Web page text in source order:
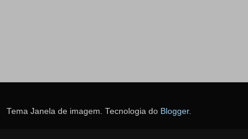
Tema Janela de imagem. Tecnologia do Blogger.